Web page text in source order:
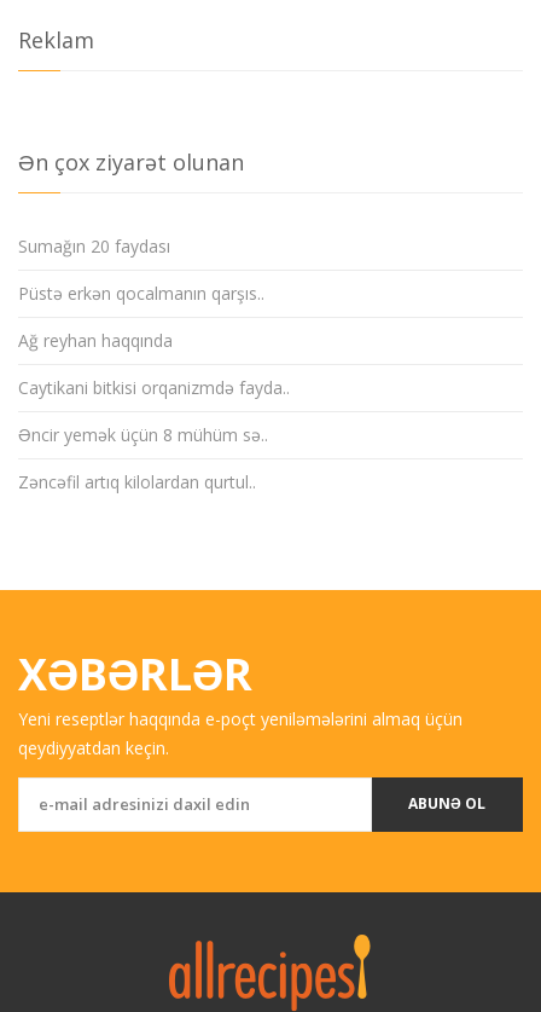
Reklam
Ən çox ziyarət olunan
Sumağın 20 faydası
Püstə erkən qocalmanın qarşıs..
Ağ reyhan haqqında
Caytikani bitkisi orqanizmdə fayda..
Əncir yemək üçün 8 mühüm sə..
Zəncəfil artıq kilolardan qurtul..
XƏBƏRLƏR
Yeni reseptlər haqqında e-poçt yeniləmələrini almaq üçün
qeydiyyatdan keçin.
ABUNƏ OL